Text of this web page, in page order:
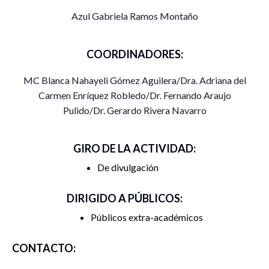
Azul Gabriela Ramos Montaño
COORDINADORES:
MC Blanca Nahayeli Gómez Aguilera/Dra. Adriana del
Carmen Enríquez Robledo/Dr. Fernando Araujo
Pulido/Dr. Gerardo Rivera Navarro
GIRO DE LA ACTIVIDAD:
De divulgación
DIRIGIDO A PÚBLICOS:
Públicos extra-académicos
CONTACTO: